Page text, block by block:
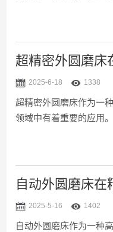
效率。然而，由于长期
障，影响生产进度和产
理显得尤为重要。一、
磨床送料机的外观进行
时发现潜在的故障隐患
测，判断是否出现异常
存在机械零部...
超精密外圆磨床
2025-6-18 1338
超精密外圆磨床作为一
领域中有着重要的应用
零部件的精度要求越来
关键工具。它能够通过
件的性能和可靠性，从
的支持。超精密外圆磨
航天器的核心部件，对
动机的转子、轴承和涡
自动外圆磨床在
2025-5-16 1402
自动外圆磨床作为一种